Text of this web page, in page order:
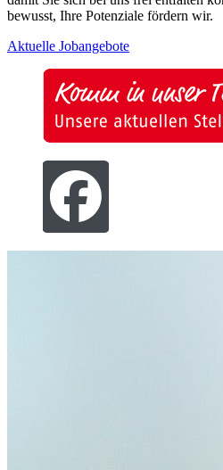
bewusst, Ihre Potenziale fördern wir.
Aktuelle Jobangebote